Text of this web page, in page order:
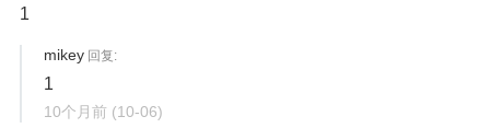
1
mikey 回复:
1
10个月前 (10-06)